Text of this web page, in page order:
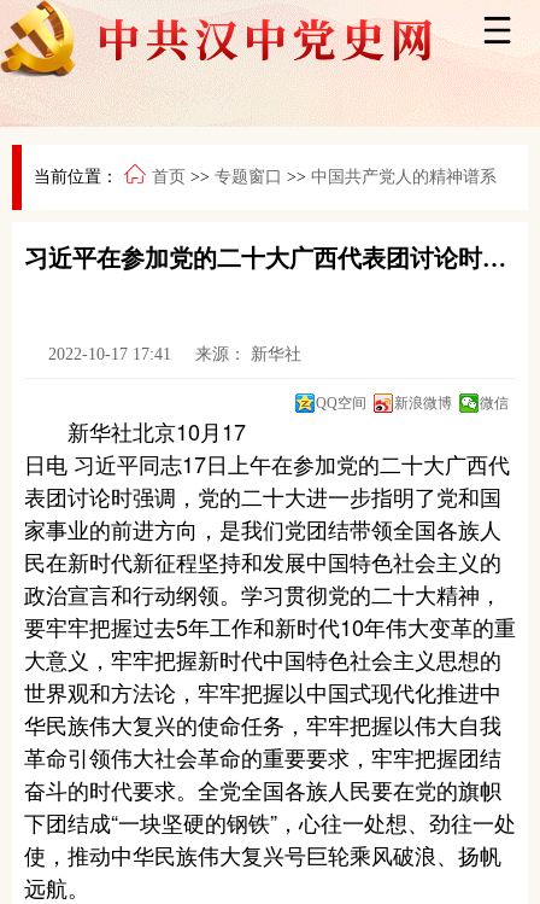
当前位置： 首页 >> 专题窗口 >> 中国共产党人的精神谱系
习近平在参加党的二十大广西代表团讨论时强调 心往一处想劲往一处使推动中华民族伟大复兴号巨轮乘风破浪扬帆远航
2022-10-17 17:41 来源： 新华社
QQ空间 新浪微博 微信
新华社北京10月17
日电 习近平同志17日上午在参加党的二十大广西代
表团讨论时强调，党的二十大进一步指明了党和国
家事业的前进方向，是我们党团结带领全国各族人
民在新时代新征程坚持和发展中国特色社会主义的
政治宣言和行动纲领。学习贯彻党的二十大精神，
要牢牢把握过去5年工作和新时代10年伟大变革的重
大意义，牢牢把握新时代中国特色社会主义思想的
世界观和方法论，牢牢把握以中国式现代化推进中
华民族伟大复兴的使命任务，牢牢把握以伟大自我
革命引领伟大社会革命的重要要求，牢牢把握团结
奋斗的时代要求。全党全国各族人民要在党的旗帜
下团结成“一块坚硬的钢铁”，心往一处想、劲往一处
使，推动中华民族伟大复兴号巨轮乘风破浪、扬帆
远航。